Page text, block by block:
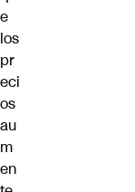
e
los
pr
eci
os
au
m
en